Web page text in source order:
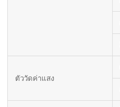
ตัววัดค่าแสง